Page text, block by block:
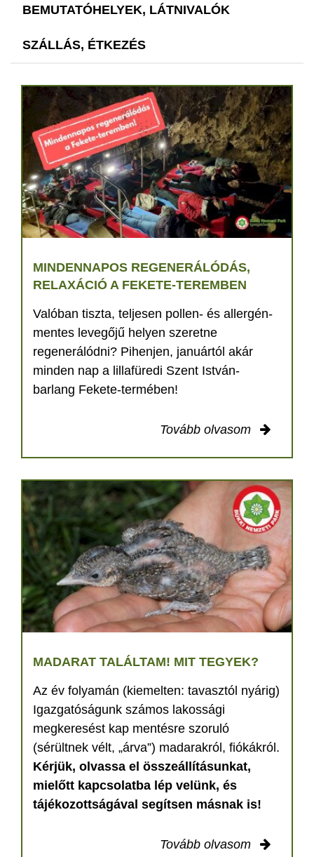
BEMUTATÓHELYEK, LÁTNIVALÓK
SZÁLLÁS, ÉTKEZÉS
MINDENNAPOS REGENERÁLÓDÁS,
RELAXÁCIÓ A FEKETE-TEREMBEN
Valóban tiszta, teljesen pollen- és allergén-
mentes levegőjű helyen szeretne
regenerálódni? Pihenjen, januártól akár
minden nap a lillafüredi Szent István-
barlang Fekete-termében!
Tovább olvasom
MADARAT TALÁLTAM! MIT TEGYEK?
Az év folyamán (kiemelten: tavasztól nyárig)
Igazgatóságunk számos lakossági
megkeresést kap mentésre szoruló
(sérültnek vélt, „árva”) madarakról, fiókákról.
Kérjük, olvassa el összeállításunkat,
mielőtt kapcsolatba lép velünk, és
tájékozottságával segítsen másnak is!
Tovább olvasom